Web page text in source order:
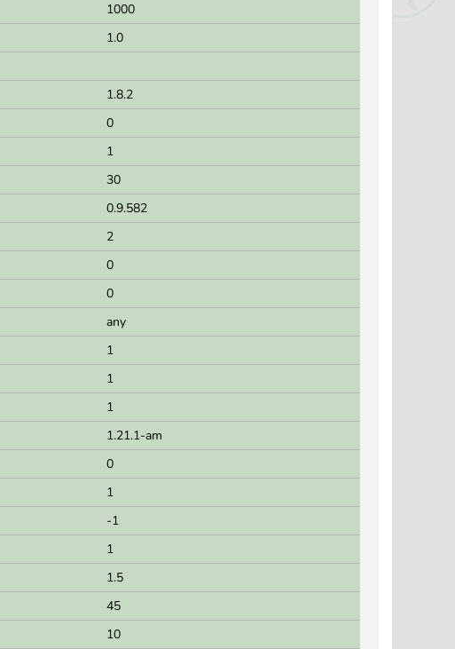
1000
1.0
1.8.2
0
1
30
0.9.582
2
0
0
any
1
1
1
1.21.1-am
0
1
-1
1
1.5
45
10